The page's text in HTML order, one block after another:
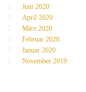
Juni 2020
April 2020
März 2020
Februar 2020
Januar 2020
November 2019